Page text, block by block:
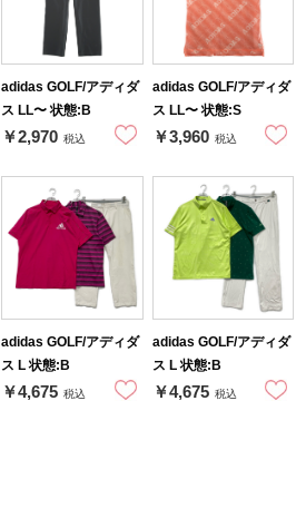
adidas GOLF/アディダ
ス LL〜 状態:B
￥2,970 税込
adidas GOLF/アディダ
ス LL〜 状態:S
￥3,960 税込
adidas GOLF/アディダ
ス L 状態:B
￥4,675 税込
adidas GOLF/アディダ
ス L 状態:B
￥4,675 税込